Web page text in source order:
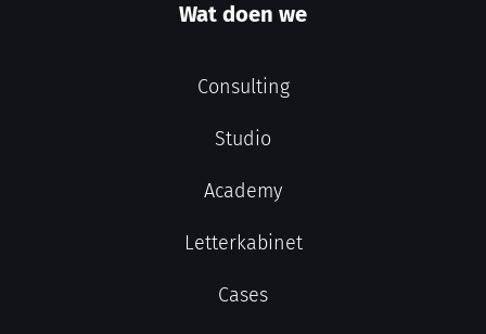
Wat doen we
Consulting
Studio
Academy
Letterkabinet
Cases